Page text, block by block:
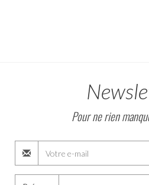
Pour ne rien